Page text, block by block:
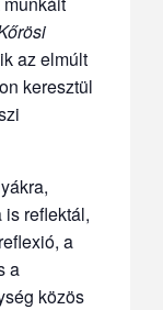
az elmúlt
keresztül
is reflektál,
a
a
közös